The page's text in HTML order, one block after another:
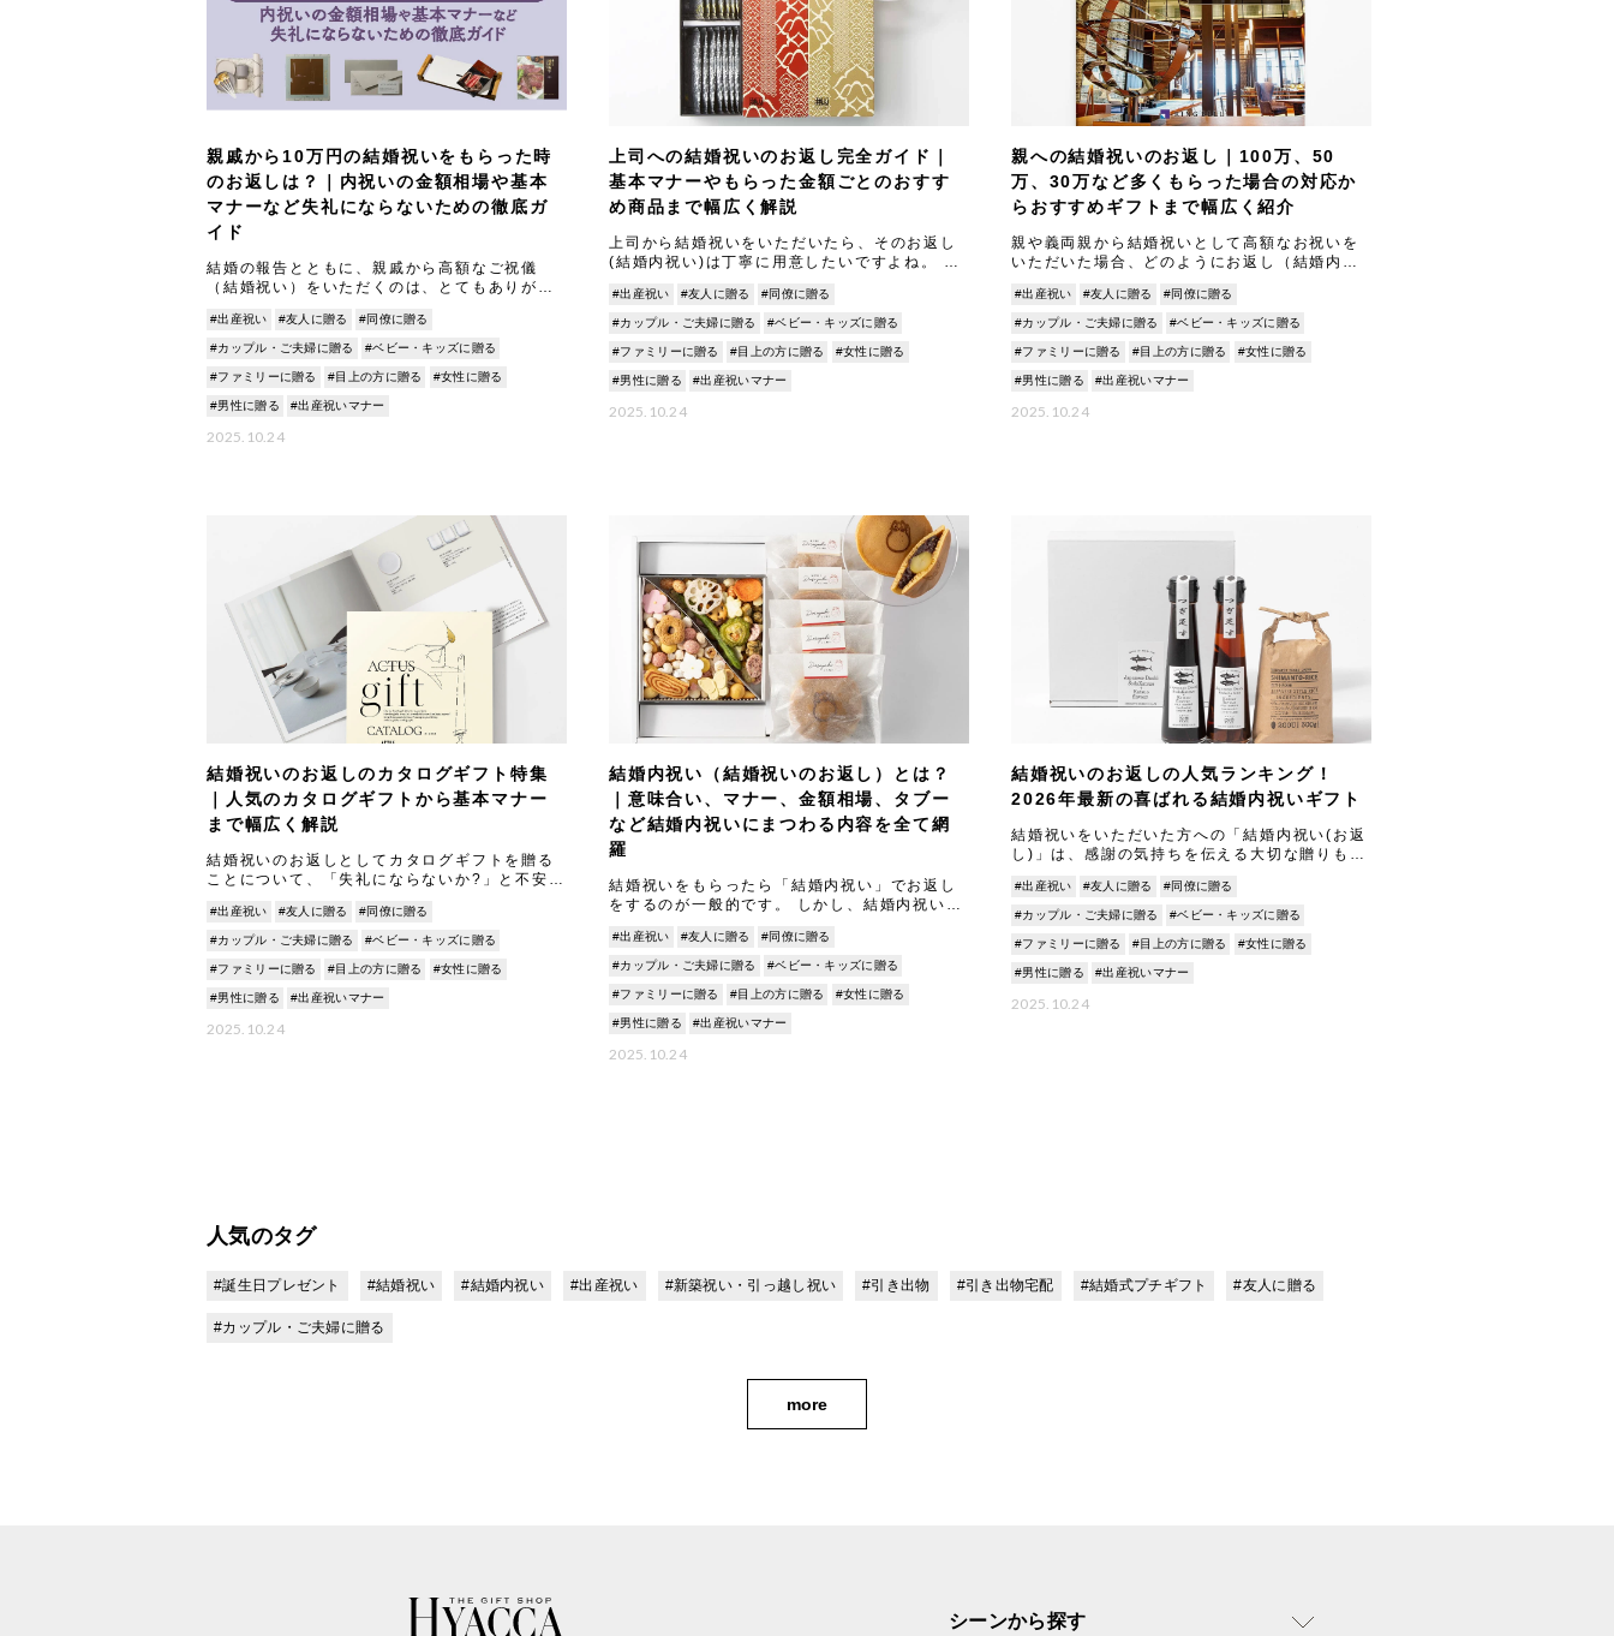
親戚から10万円の結婚祝いをもらった時
のお返しは？｜内祝いの金額相場や基本
マナーなど失礼にならないための徹底ガ
イド
結婚の報告とともに、親戚から高額なご祝儀
（結婚祝い）をいただくのは、とてもありがた
いただいた場合、内祝い（お返し）はどうすれ
ば失礼にな
#出産祝い #友人に贈る #同僚に贈る
#カップル・ご夫婦に贈る #ベビー・キッズに贈る
#ファミリーに贈る #目上の方に贈る #女性に贈る
#男性に贈る #出産祝いマナー
2025.10.24
上司への結婚祝いのお返し完全ガイド｜
基本マナーやもらった金額ごとのおすす
め商品まで幅広く解説
上司から結婚祝いをいただいたら、そのお返し
(結婚内祝い)は丁寧に用意したいですよね。 こ
る基本マナーから、もらった金額別の相場と喜
ばれるギ
#出産祝い #友人に贈る #同僚に贈る
#カップル・ご夫婦に贈る #ベビー・キッズに贈る
#ファミリーに贈る #目上の方に贈る #女性に贈る
#男性に贈る #出産祝いマナー
2025.10.24
親への結婚祝いのお返し｜100万、50
万、30万など多くもらった場合の対応か
らおすすめギフトまで幅広く紹介
親や義両親から結婚祝いとして高額なお祝いを
いただいた場合、どのようにお返し（結婚内祝
では、結婚祝いのお返しに関する基本マナーか
ら、100
#出産祝い #友人に贈る #同僚に贈る
#カップル・ご夫婦に贈る #ベビー・キッズに贈る
#ファミリーに贈る #目上の方に贈る #女性に贈る
#男性に贈る #出産祝いマナー
2025.10.24
結婚祝いのお返しのカタログギフト特集
｜人気のカタログギフトから基本マナー
まで幅広く解説
結婚祝いのお返しとしてカタログギフトを贈る
ことについて、「失礼にならないか?」と不安に
ギフトのメリットやマナーについて丁寧に解説
します。
#出産祝い #友人に贈る #同僚に贈る
#カップル・ご夫婦に贈る #ベビー・キッズに贈る
#ファミリーに贈る #目上の方に贈る #女性に贈る
#男性に贈る #出産祝いマナー
2025.10.24
結婚内祝い（結婚祝いのお返し）とは？
｜意味合い、マナー、金額相場、タブー
など結婚内祝いにまつわる内容を全て網
羅
結婚祝いをもらったら「結婚内祝い」でお返し
をするのが一般的です。 しかし、結婚内祝いと
るのでしょうか。 本記事では結婚内祝いの意味
合いや由
#出産祝い #友人に贈る #同僚に贈る
#カップル・ご夫婦に贈る #ベビー・キッズに贈る
#ファミリーに贈る #目上の方に贈る #女性に贈る
#男性に贈る #出産祝いマナー
2025.10.24
結婚祝いのお返しの人気ランキング！
2026年最新の喜ばれる結婚内祝いギフト
結婚祝いをいただいた方への「結婚内祝い(お返
し)」は、感謝の気持ちを伝える大切な贈りもの
すが、2026年最新のトレンドや人気アイテムを
知
#出産祝い #友人に贈る #同僚に贈る
#カップル・ご夫婦に贈る #ベビー・キッズに贈る
#ファミリーに贈る #目上の方に贈る #女性に贈る
#男性に贈る #出産祝いマナー
2025.10.24
人気のタグ
#誕生日プレゼント #結婚祝い #結婚内祝い #出産祝い #新築祝い・引っ越し祝い #引き出物 #引き出物宅配 #結婚式プチギフト #友人に贈る
#カップル・ご夫婦に贈る
more
シーンから探す